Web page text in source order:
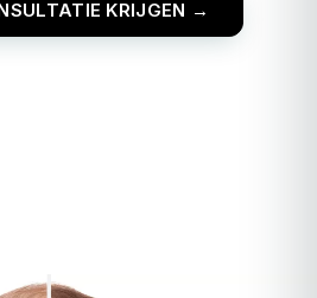
KRIJGEN →